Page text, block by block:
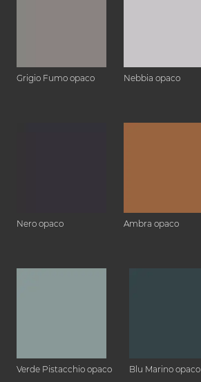
Grigio Fumo opaco Nebbia opaco
Nero opaco Ambra opaco
Verde Pistacchio opaco Blu Marino opaco